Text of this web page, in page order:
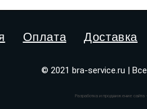
Оплата Доставка
© 2021 bra-service.ru |
Разработка и продвижение